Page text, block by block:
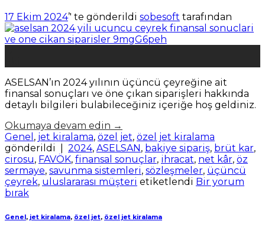
17 Ekim 2024’' te gönderildi sobesoft tarafından
ASELSAN’ın 2024 yılının üçüncü çeyreğine ait
finansal sonuçları ve öne çıkan siparişleri hakkında
detaylı bilgileri bulabileceğiniz içeriğe hoş geldiniz.
Okumaya devam edin →
Genel , jet kiralama, özel jet, özel jet kiralama
gönderildi
2024, ASELSAN, bakiye sipariş, brüt kar,
cirosu, FAVÖK, finansal sonuçlar, ihracat, net kâr, öz
sermaye, savunma sistemleri, sözleşmeler, üçüncü
çeyrek, uluslararası müşteri etiketlendi Bir yorum
bırak
Genel, jet kiralama, özel jet, özel jet kiralama